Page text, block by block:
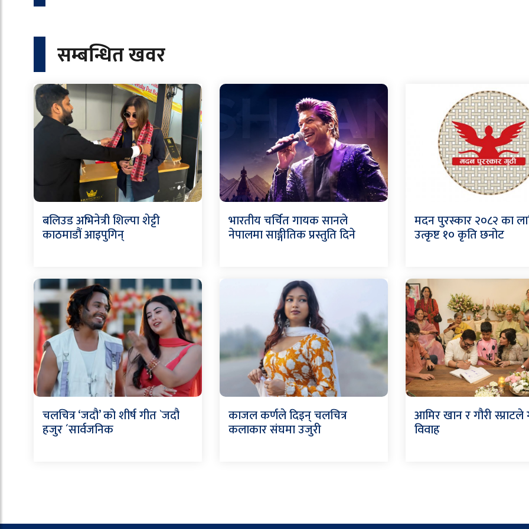
सम्बन्धित खवर
बलिउड अभिनेत्री शिल्पा शेट्टी
काठमाडौं आइपुगिन्
भारतीय चर्चित गायक सानले
नेपालमा साङ्गीतिक प्रस्तुति दिने
मदन पुरस्कार २०८२ का
उत्कृष्ट १० कृति छनोट
चलचित्र ‘जदौ’ को शीर्ष गीत `जदौ
हजुर ´सार्वजनिक
काजल कर्णले दिइन् चलचित्र
कलाकार संघमा उजुरी
आमिर खान र गौरी स्प्राटले
विवाह